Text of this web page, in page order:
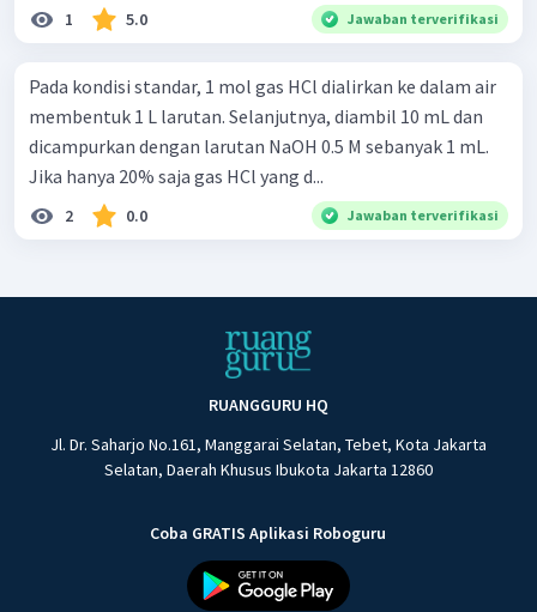
1 5.0 Jawaban terverifikasi
Pada kondisi standar, 1 mol gas HCl dialirkan ke dalam air
membentuk 1 L larutan. Selanjutnya, diambil 10 mL dan
dicampurkan dengan larutan NaOH 0.5 M sebanyak 1 mL.
Jika hanya 20% saja gas HCl yang d...
2 0.0 Jawaban terverifikasi
RUANGGURU HQ
Jl. Dr. Saharjo No.161, Manggarai Selatan, Tebet, Kota Jakarta
Selatan, Daerah Khusus Ibukota Jakarta 12860
Coba GRATIS Aplikasi Roboguru